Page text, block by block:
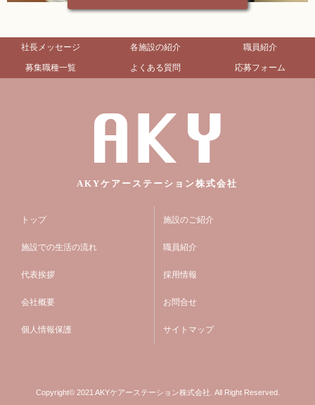
社長メッセージ 各施設の紹介 職員紹介
募集職種一覧 よくある質問 応募フォーム
AKYケアーステーション株式会社
トップ 施設のご紹介
施設での生活の流れ 職員紹介
代表挨拶 採用情報
会社概要 お問合せ
個人情報保護 サイトマップ
Copyright© 2021 AKYケアーステーション株式会社. All Right Reserved.